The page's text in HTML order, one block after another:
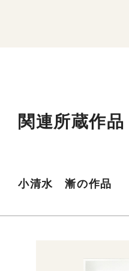
関連所蔵作品
小清水 漸の作品